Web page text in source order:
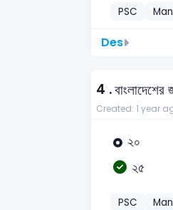
PSC
Des
4 .
Created: 1 year
২০
২৫
PSC